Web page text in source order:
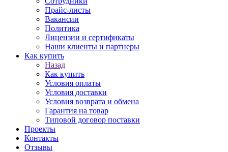
Прайс-листы
Вакансии
Политика
Лицензии и сертификаты
Наши клиенты и партнеры
Как купить
Назад
Как купить
Условия оплаты
Условия доставки
Условия возврата и обмена
Гарантия на товар
Типовой договор поставки
Проекты
Контакты
Отзывы